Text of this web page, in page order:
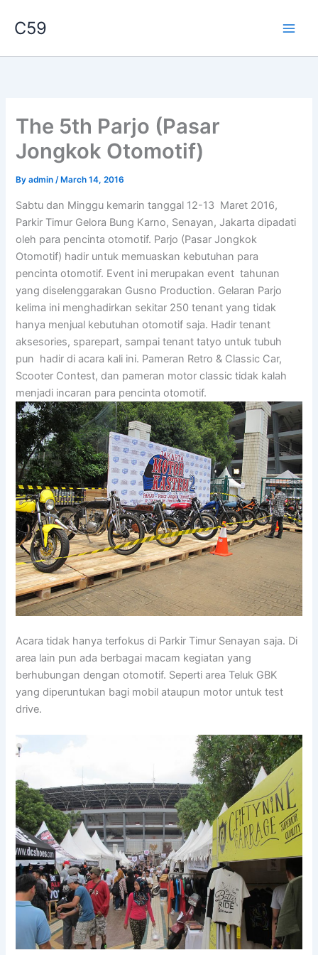
C59
The 5th Parjo (Pasar
Jongkok Otomotif)
Byadmin/ March 14, 2016
Sabtu dan Minggu kemarin tanggal 12-13 Maret 2016,
Parkir Timur Gelora Bung Karno, Senayan, Jakarta dipadati
oleh para pencinta otomotif. Parjo (Pasar Jongkok
Otomotif) hadir untuk memuaskan kebutuhan para
pencinta otomotif. Event ini merupakan event tahunan
yang diselenggarakan Gusno Production. Gelaran Parjo
kelima ini menghadirkan sekitar 250 tenant yang tidak
hanya menjual kebutuhan otomotif saja. Hadir tenant
aksesories, sparepart, sampai tenant tatyo untuk tubuh
pun hadir di acara kali ini. Pameran Retro & Classic Car,
Scooter Contest, dan pameran motor classic tidak kalah
menjadi incaran para pencinta otomotif.
Acara tidak hanya terfokus di Parkir Timur Senayan saja. Di
area lain pun ada berbagai macam kegiatan yang
berhubungan dengan otomotif. Seperti area Teluk GBK
yang diperuntukan bagi mobil ataupun motor untuk test
drive.